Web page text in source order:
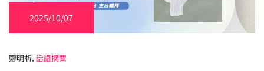
2025/10/07
鄭明析, 話語摘要